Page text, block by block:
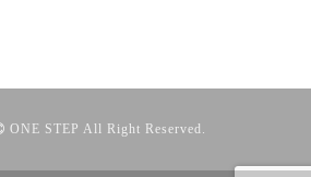
ONE STEP All Right Reserved.